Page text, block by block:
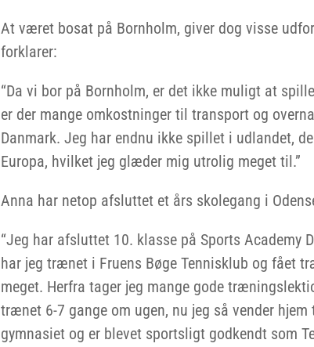
At været bosat på Bornholm, giver dog visse
forklarer:
“Da vi bor på Bornholm, er det ikke muligt at
er der mange omkostninger til transport og
Danmark. Jeg har endnu ikke spillet i udlandet,
Europa, hvilket jeg glæder mig utrolig meget til.”
Anna har netop afsluttet et års skolegang i
“Jeg har afsluttet 10. klasse på Sports Academy
har jeg trænet i Fruens Bøge Tennisklub og fået
meget. Herfra tager jeg mange gode
trænet 6-7 gange om ugen, nu jeg så vender
gymnasiet og er blevet sportsligt godkendt som